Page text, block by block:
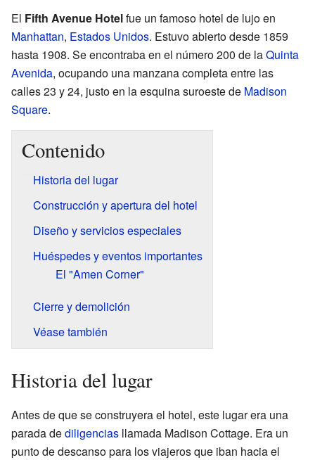
El Fifth Avenue Hotelfue un famoso hotel de lujo en
Manhattan, Estados Unidos. Estuvo abierto desde 1859
hasta 1908. Se encontraba en el número 200 de laQuinta
Avenida, ocupando una manzana completa entre las
calles 23 y 24, justo en la esquina suroeste de Madison
Square.
Contenido
Historia del lugar
Construcción y apertura del hotel
Diseño y servicios especiales
Huéspedes y eventos importantes
El "Amen Corner"
Cierre y demolición
Véase también
Historia del lugar
Antes de que se construyera el hotel, este lugar era una
parada dediligencias llamada Madison Cottage. Era un
punto de descanso para los viajeros que iban hacia el